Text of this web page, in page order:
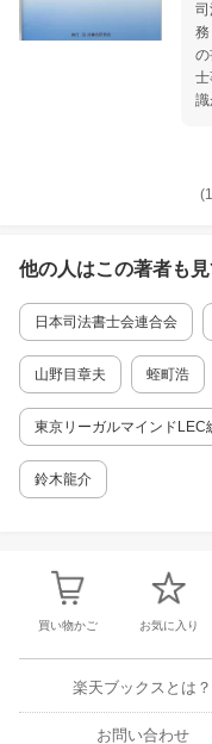
識
他の人はこの著者も
日本司法書士会連合会
山野目章夫 蛭町浩
東京リーガルマインドLEC
士試験部
鈴木龍介
買い物かご お気に入り
楽天ブックスとは？
お問い合わせ